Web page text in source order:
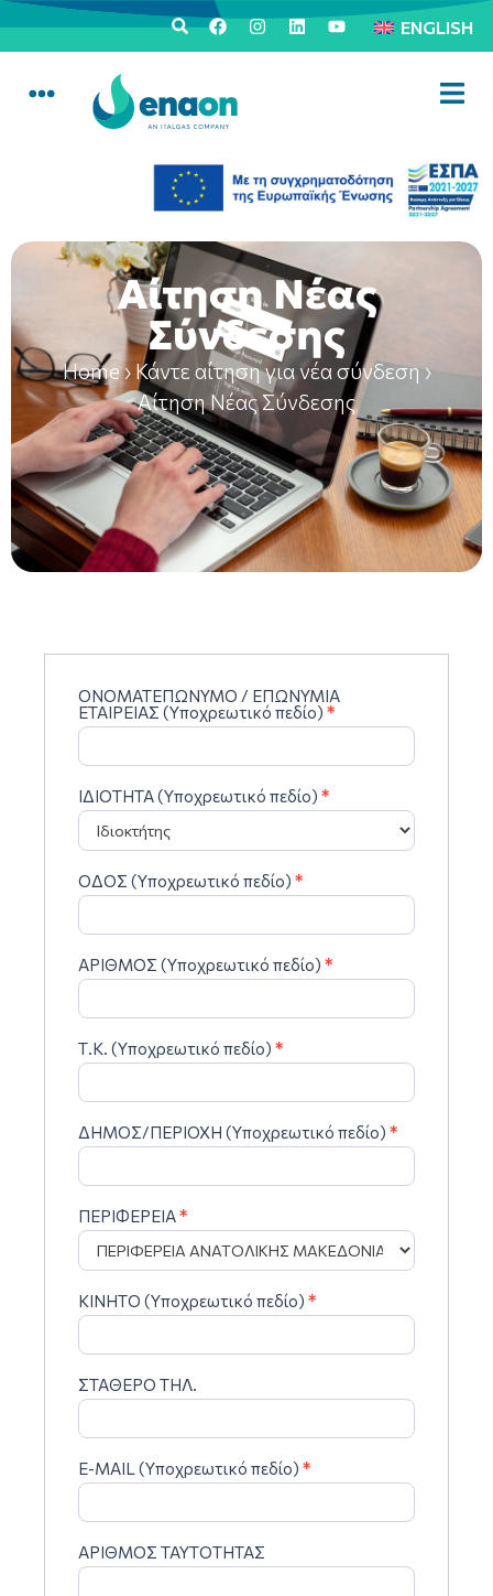
ENGLISH
Αίτηση Νέας
Σύνδεσης
Home› Κάντε αίτηση για νέα σύνδεση›
Αίτηση Νέας Σύνδεσης
Aitisi
Syndesis-
ΟΝΟΜΑΤΕΠΩΝΥΜΟ / ΕΠΩΝΥΜΙΑ
ΕΤΑΙΡΕΙΑΣ (Υποχρεωτικό πεδίο) *
ΙΔΙΟΤΗΤΑ (Υποχρεωτικό πεδίο) *
ΟΔΟΣ (Υποχρεωτικό πεδίο) *
ΑΡΙΘΜΟΣ (Υποχρεωτικό πεδίο) *
Τ.Κ. (Υποχρεωτικό πεδίο) *
ΔΗΜΟΣ/ΠΕΡΙΟΧΗ (Υποχρεωτικό πεδίο) *
ΠΕΡΙΦΕΡΕΙΑ*
ΚΙΝΗΤΟ (Υποχρεωτικό πεδίο) *
ΣΤΑΘΕΡΟ ΤΗΛ.
E-MAIL (Υποχρεωτικό πεδίο) *
ΑΡΙΘΜΟΣ ΤΑΥΤΟΤΗΤΑΣ